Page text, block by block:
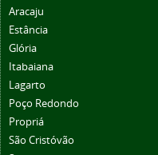
Aracaju
Estância
Glória
Itabaiana
Lagarto
Poço Redondo
Propriá
São Cristóvão